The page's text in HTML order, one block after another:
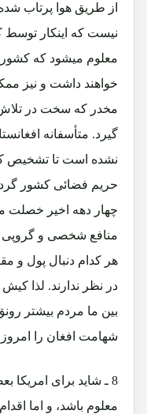
از طریق هوا پرتاب
نیست که اینکار
معلوم میشود که
خواهند داشت و نیز
مخدر که سخت در
گیرد. متأسفانه
نشده است تا تشخیص
چهار دهه اخیر خصلت
منافع شخصی و گروپی
هر کدام دنبال پول و
در نظر ندارند. لذا
بین ما مردم بیشتر
شهامت افغان را
8 ـ شاید برای امریکا
معلوم باشد، و اما